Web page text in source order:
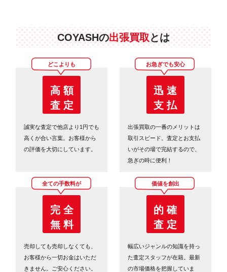
COYASHの出張買取とは
どこよりも
高 額
査 定
誠実な査定で他店より1円でも
高くが合い言葉。お客様から
の評価を大切にしています。
お急ぎでも安心
迅 速
支 払
出張買取の一番のメリットは
取引スピード。査定とお支払
いがその場で完結するので、
急ぎの時に便利！
全ての手数料が
完 全
無 料
売却しても売却しなくても、
お客様から一切お金はいただ
きません。ご安心ください。
価値を創出
的 確
査 定
幅広いジャンルの知識を持っ
た査定スタッフが在籍。最新
の市場価格を把握していま